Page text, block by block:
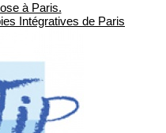
à Paris.
Intégratives de Paris